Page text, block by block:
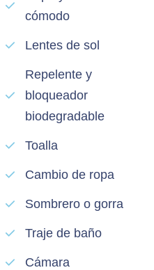
cómodo
Lentes de sol
Repelente y
bloqueador
biodegradable
Toalla
Cambio de ropa
Sombrero o gorra
Traje de baño
Cámara